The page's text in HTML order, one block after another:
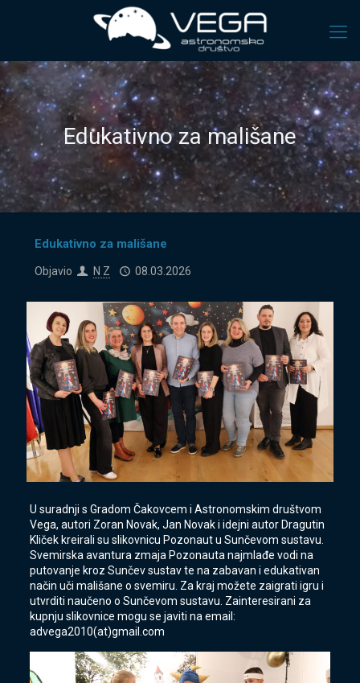
Edukativno za mališane
Edukativno za mališane
Objavio N Z 08.03.2026
U suradnji s Gradom Čakovcem i Astronomskim društvom
Vega, autori Zoran Novak, Jan Novak i idejni autor Dragutin
Kliček kreirali su slikovnicu Pozonaut u Sunčevom sustavu.
Svemirska avantura zmaja Pozonauta najmlađe vodi na
putovanje kroz Sunčev sustav te na zabavan i edukativan
način uči mališane o svemiru. Za kraj možete zaigrati igru i
utvrditi naučeno o Sunčevom sustavu. Zainteresirani za
kupnju slikovnice mogu se javiti na email:
advega2010(at)gmail.com